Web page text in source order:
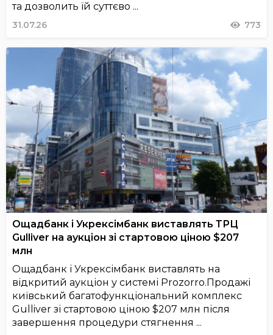
та дозволить їй суттєво ...
31.07.26 773
Ощадбанк і Укрексімбанк виставлять ТРЦ
Gulliver на аукціон зі стартовою ціною $207
млн
Ощадбанк і Укрексімбанк виставлять на
відкритий аукціон у системі Prozorro.Продажі
київський багатофункціональний комплекс
Gulliver зі стартовою ціною $207 млн після
завершення процедури стягнення ...